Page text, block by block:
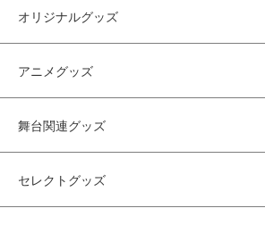
オリジナルグッズ
アニメグッズ
舞台関連グッズ
セレクトグッズ